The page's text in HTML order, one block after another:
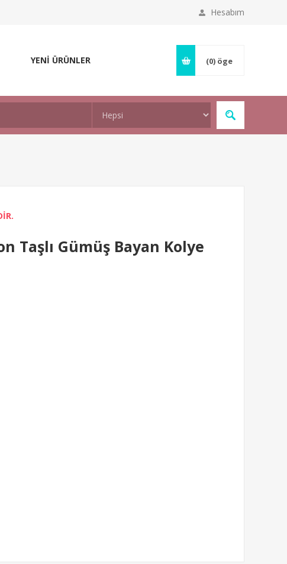
Hesabım
YENİ ÜRÜNLER (0) öge
Taşlı Gümüş Bayan Kolye